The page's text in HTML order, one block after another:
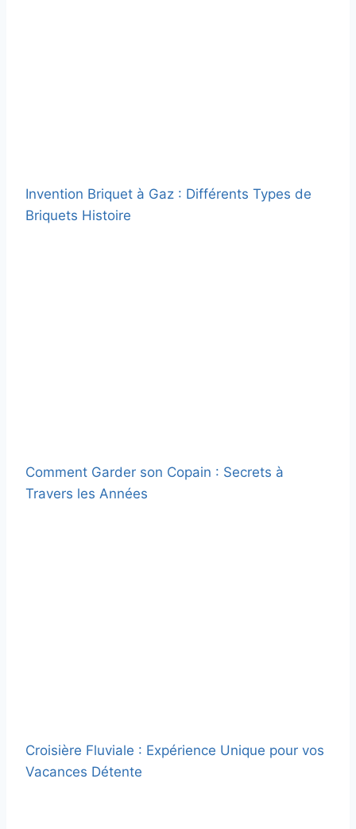
Invention Briquet à Gaz : Différents Types de
Briquets Histoire
Comment Garder son Copain : Secrets à
Travers les Années
Croisière Fluviale : Expérience Unique pour vos
Vacances Détente